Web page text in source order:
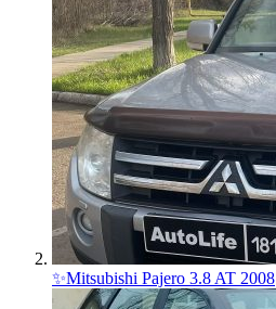
✨Mitsubishi Pajero 3.8 AT 2008